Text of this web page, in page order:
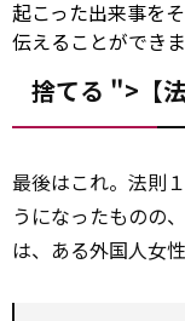
起こった出来事を
伝えることができま
捨てる ">【
最後はこれ。法則
うになったものの
は、ある外国人女